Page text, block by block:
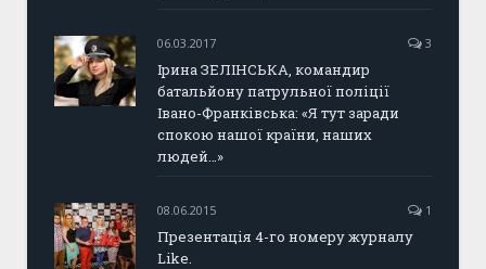
06.03.2017 3
Ірина ЗЕЛІНСЬКА, командир
батальйону патрульної поліції
Івано-Франківська: «Я тут заради
спокою нашої країни, наших
людей…»
08.06.2015 1
Презентація 4-го номеру журналу
Like.